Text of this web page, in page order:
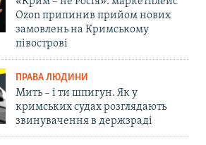
Ozon припинив прийом нових
замовлень на Кримському
півострові
ПРАВА ЛЮДИНИ
Мить – і ти шпигун. Як у
кримських судах розглядають
звинувачення в держзраді